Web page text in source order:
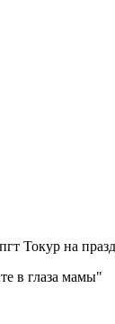
Токур на
в глаза мамы"